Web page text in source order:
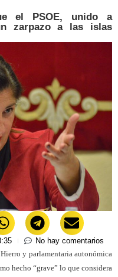
el PSOE, unido a
zarpazo a las islas
No hay comentarios
y parlamentaria autonómica
hecho “grave” lo que considera